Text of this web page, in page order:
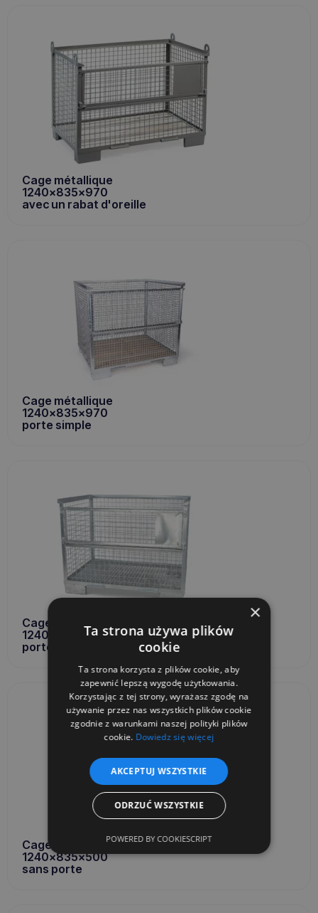
Cage métallique
1240x835x970
avec un rabat d'oreille
Cage métallique
1240x835x970
porte simple
Cage métallique
1240x835x970
porte simple
Cage métallique
1240x835x500
sans porte
×
Ta strona używa plików
cookie
Ta strona korzysta z plików cookie, aby
zapewnić lepszą wygodę użytkowania.
Korzystając z tej strony, wyrażasz zgodę na
używanie przez nas wszystkich plików cookie
zgodnie z warunkami naszej polityki plików
cookie. Dowiedz się więcej
AKCEPTUJ WSZYSTKIE
ODRZUĆ WSZYSTKIE
POWERED BY COOKIESCRIPT